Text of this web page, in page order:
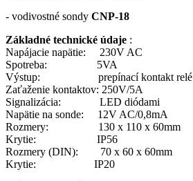
- vodivostné sondy CNP-18
Základné technické údaje :
Napájacie napätie: 230V AC
Spotreba: 5VA
Výstup: prepínací kontakt relé
Zaťaženie kontaktov: 250V/5A
Signalizácia: LED diódami
Napätie na sonde: 12V AC/0,8mA
Rozmery: 130 x 110 x 60mm
Krytie: IP56
Rozmery (DIN): 70 x 60 x 60mm
Krytie: IP20